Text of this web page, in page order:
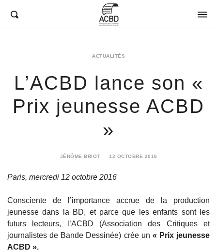
ACTUALITÉS
L’ACBD lance son «
Prix jeunesse ACBD
»
JÉRÔME BRIOT
12 OCTOBRE 2016
2018
Paris, mercredi 12 octobre 2016
Consciente de l’importance accrue de la production
jeunesse dans la BD, et parce que les enfants sont les
futurs lecteurs, l’ACBD (Association des Critiques et
journalistes de Bande Dessinée) crée un « Prix jeunesse
ACBD ».